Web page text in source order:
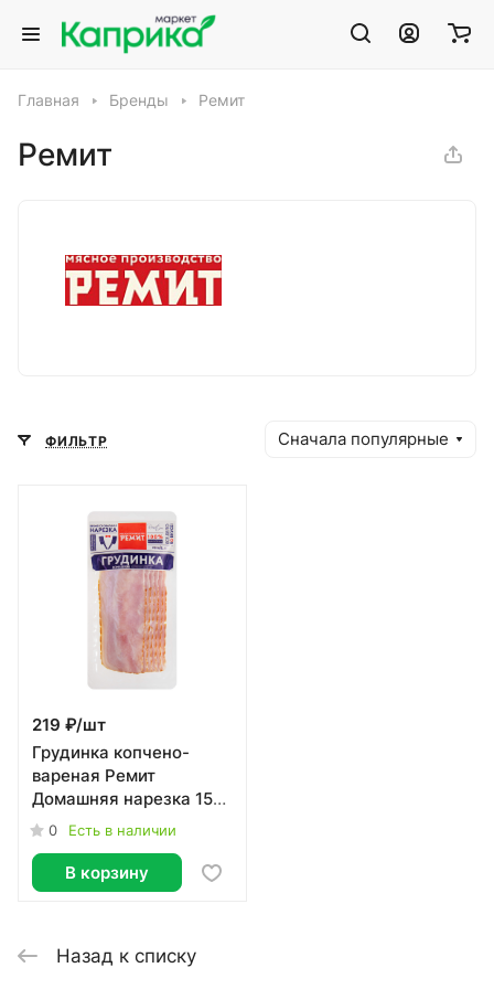
Главная Бренды Ремит
Ремит
ФИЛЬТР Сначала популярные
219 ₽/шт
Грудинка копчено-
вареная Ремит
Домашняя нарезка 150
г 0 Есть в наличии
В корзину
Назад к списку